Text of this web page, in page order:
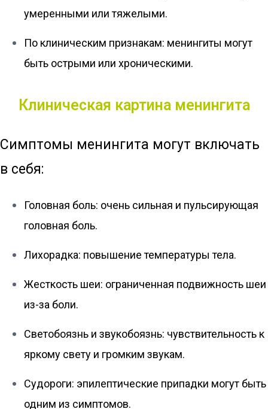
умеренными или тяжелыми.
По клиническим признакам: менингиты могут
быть острыми или хроническими.
Клиническая картина менингита
Симптомы менингита могут включать
в себя:
Головная боль: очень сильная и пульсирующая
головная боль.
Лихорадка: повышение температуры тела.
Жесткость шеи: ограниченная подвижность шеи
из-за боли.
Светобоязнь и звукобоязнь: чувствительность к
яркому свету и громким звукам.
Судороги: эпилептические припадки могут быть
одним из симптомов.